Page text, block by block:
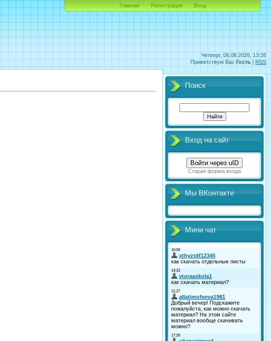
Четверг, 06.08.2026, 13:28
Приветствую Вас Гость | RSS
Главная Регистрация Вход
Поиск
Вход на сайт
Войти через uID
Старая форма входа
Мы ВКонтакте
Мини чат